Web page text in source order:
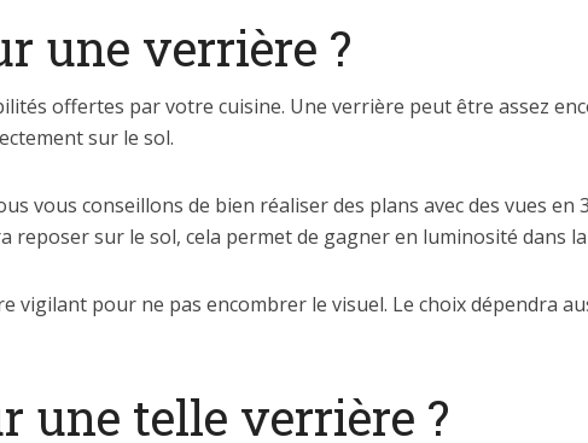
une verrière ?
offertes par votre cuisine. Une verrière peut être assez
sur le sol.
vous conseillons de bien réaliser des plans avec des vues en
reposer sur le sol, cela permet de gagner en luminosité dans
vigilant pour ne pas encombrer le visuel. Le choix dépendra
une telle verrière ?